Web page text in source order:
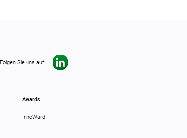
Folgen Sie uns auf:
Awards
InnoWard